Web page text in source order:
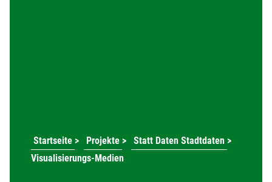
Startseite > Projekte > Statt Daten Stadtdaten >
Visualisierungs-Medien